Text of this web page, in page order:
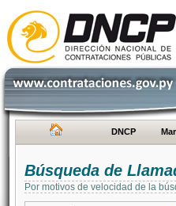
DNCP
Búsqueda de
Por motivos de velocidad de la